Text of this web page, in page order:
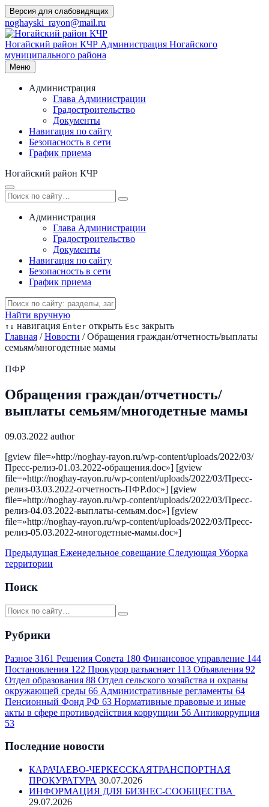
Перейти
к
содержимому
Версия для слабовидящих
noghayski_rayon@mail.ru
Ногайский район КЧР Администрация Ногайского
муниципального района
Меню
Администрация
Глава Администрации
Градостроительство
Документы
Навигация по сайту
Безопасность в сети
График приема
Ногайский район КЧР
Администрация
Глава Администрации
Градостроительство
Документы
Навигация по сайту
Безопасность в сети
График приема
Найти вручную
↑ ↓ навигация Enter открыть Esc закрыть
Главная / Новости / Обращения граждан/отчетность/выплаты
семьям/многодетные мамы
ПФР
Обращения граждан/отчетность/
выплаты семьям/многодетные мамы
09.03.2022 author
[gview file=»http://noghay-rayon.ru/wp-content/uploads/2022/03/
Пресс-релиз-01.03.2022-обращения.doc»] [gview
file=»http://noghay-rayon.ru/wp-content/uploads/2022/03/Пресс-
релиз-03.03.2022-отчетность-ПФР.doc»] [gview
file=»http://noghay-rayon.ru/wp-content/uploads/2022/03/Пресс-
релиз-04.03.2022-выплаты-семьям.doc»] [gview
file=»http://noghay-rayon.ru/wp-content/uploads/2022/03/Пресс-
релиз-05.03.2022-многодетные-мамы.doc»]
Предыдущая Еженедельное совещание Следующая Уборка
территории
Поиск
Рубрики
Разное 3161 Решения Совета 180 Финансовое управление 144
Постановления 122 Прокурор разъясняет 113 Объявления 92
Отдел образования 88 Отдел сельского хозяйства и охраны
окружающей среды 66 Административные регламенты 64
Пенсионный Фонд РФ 63 Нормативные правовые и иные
акты в сфере противодействия коррупции 56 Антикоррупция
53
Последние новости
КАРАЧАЕВО-ЧЕРКЕССКАЯТРАНСПОРТНАЯ
ПРОКУРАТУРА 30.07.2026
ИНФОРМАЦИЯ ДЛЯ БИЗНЕС-СООБЩЕСТВА
29.07.2026